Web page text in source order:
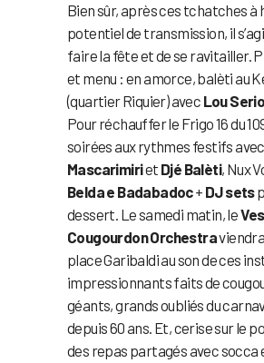
Bien sûr, après ces tchatches à
potentiel de transmission, il
faire la fête et de se ravitailler.
et menu : en amorce, balèti au
(quartier Riquier) avec Lou
Pour réchauffer le Frigo 16 du
soirées aux rythmes festifs avec
Mascarimiriet Djé Balèti, Nux
Belda e Badabadoc+ DJ sets
dessert. Le samedi matin, le
Cougourdon Orchestra
place Garibaldi au son de ces
impressionnants faits de
géants, grands oubliés du
depuis 60 ans. Et, cerise sur le
des repas partagés avec socca